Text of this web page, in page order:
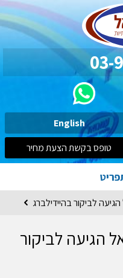
03-
English
טופס בקשת הצעת מחיר
לביקור בהיידילברג
הגיעה לביקור